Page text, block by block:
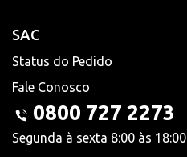
SAC
Status do Pedido
Fale Conosco
0800 727 2273
Segunda à sexta 8:00 às 18:00